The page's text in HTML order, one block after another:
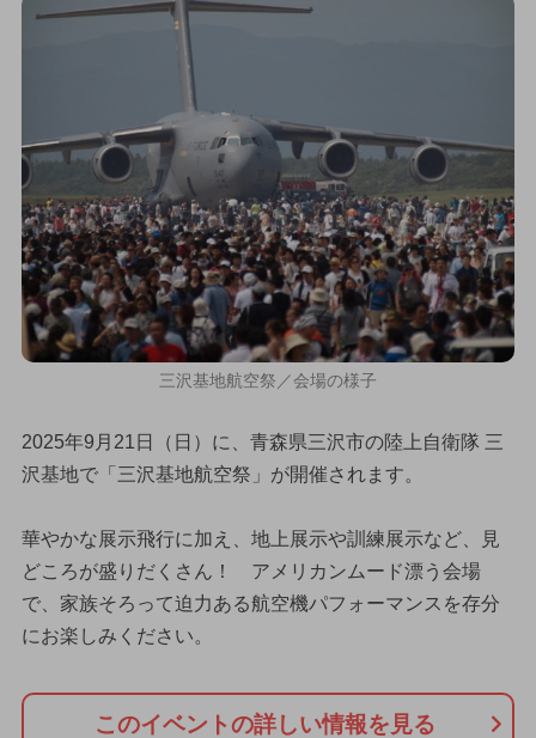
三沢基地航空祭／会場の様子
2025年9月21日（日）に、青森県三沢市の陸上自衛隊 三
沢基地で「三沢基地航空祭」が開催されます。
華やかな展示飛行に加え、地上展示や訓練展示など、見
どころが盛りだくさん！ アメリカンムード漂う会場
で、家族そろって迫力ある航空機パフォーマンスを存分
にお楽しみください。
このイベントの詳しい情報を見る